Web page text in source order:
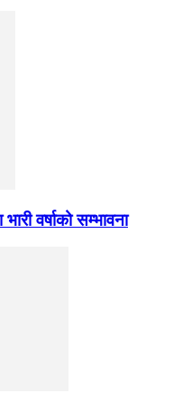
वर्षाको सम्भावना